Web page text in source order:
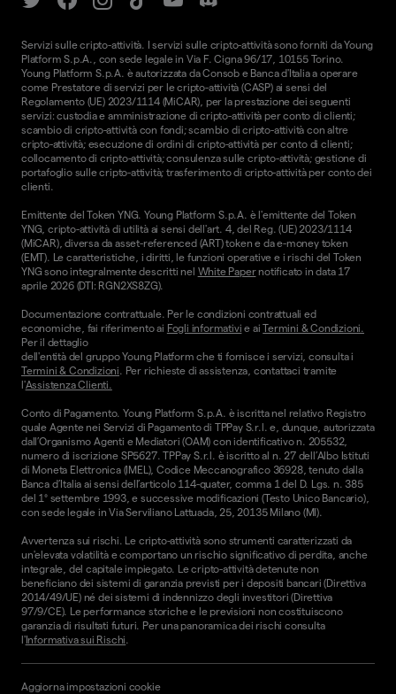
Servizi sulle cripto-attività. I servizi sulle cripto-attività sono forniti da Young
Platform S.p.A., con sede legale in Via F. Cigna 96/17, 10155 Torino.
Young Platform S.p.A. è autorizzata da Consob e Banca d'Italia a operare
come Prestatore di servizi per le cripto-attività (CASP) ai sensi del
Regolamento (UE) 2023/1114 (MiCAR), per la prestazione dei seguenti
servizi: custodia e amministrazione di cripto-attività per conto di clienti;
scambio di cripto-attività con fondi; scambio di cripto-attività con altre
cripto-attività; esecuzione di ordini di cripto-attività per conto di clienti;
collocamento di cripto-attività; consulenza sulle cripto-attività; gestione di
portafoglio sulle cripto-attività; trasferimento di cripto-attività per conto dei
clienti.
Emittente del Token YNG. Young Platform S.p.A. è l'emittente del Token
YNG, cripto-attività di utilità ai sensi dell'art. 4, del Reg. (UE) 2023/1114
(MiCAR), diversa da asset-referenced (ART) token e da e-money token
(EMT). Le caratteristiche, i diritti, le funzioni operative e i rischi del Token
YNG sono integralmente descritti nel White Papernotificato in data 17
aprile 2026 (DTI: RGN2XS8ZG).
Documentazione contrattuale. Per le condizioni contrattuali ed
economiche, fai riferimento ai Fogli informativi e aiTermini & Condizioni.
Per il dettaglio
dell'entità del gruppo Young Platform che ti fornisce i servizi, consulta i
Termini & Condizioni . Per richieste di assistenza, contattaci tramite
l'Assistenza Clienti.
Conto di Pagamento. Young Platform S.p.A. è iscritta nel relativo Registro
quale Agente nei Servizi di Pagamento di TPPay S.r.l. e, dunque, autorizzata
dall’Organismo Agenti e Mediatori (OAM) con identificativo n. 205532,
numero di iscrizione SP5627. TPPay S.r.l. è iscritto al n. 27 dell’Albo Istituti
di Moneta Elettronica (IMEL), Codice Meccanografico 36928, tenuto dalla
Banca d’Italia ai sensi dell’articolo 114-quater, comma 1 del D. Lgs. n. 385
del 1° settembre 1993, e successive modificazioni (Testo Unico Bancario),
con sede legale in Via Serviliano Lattuada, 25, 20135 Milano (MI).
Avvertenza sui rischi. Le cripto-attività sono strumenti caratterizzati da
un'elevata volatilità e comportano un rischio significativo di perdita, anche
integrale, del capitale impiegato. Le cripto-attività detenute non
beneficiano dei sistemi di garanzia previsti per i depositi bancari (Direttiva
2014/49/UE) né dei sistemi di indennizzo degli investitori (Direttiva
97/9/CE). Le performance storiche e le previsioni non costituiscono
garanzia di risultati futuri. Per una panoramica dei rischi consulta
l'Informativa sui Rischi
Aggiorna impostazioni cookie